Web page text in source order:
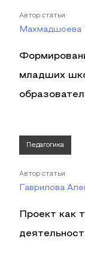
Автор статьи
Махмадшоева
младших
Педагогика
Автор статьи
Гаврилова
Проект как